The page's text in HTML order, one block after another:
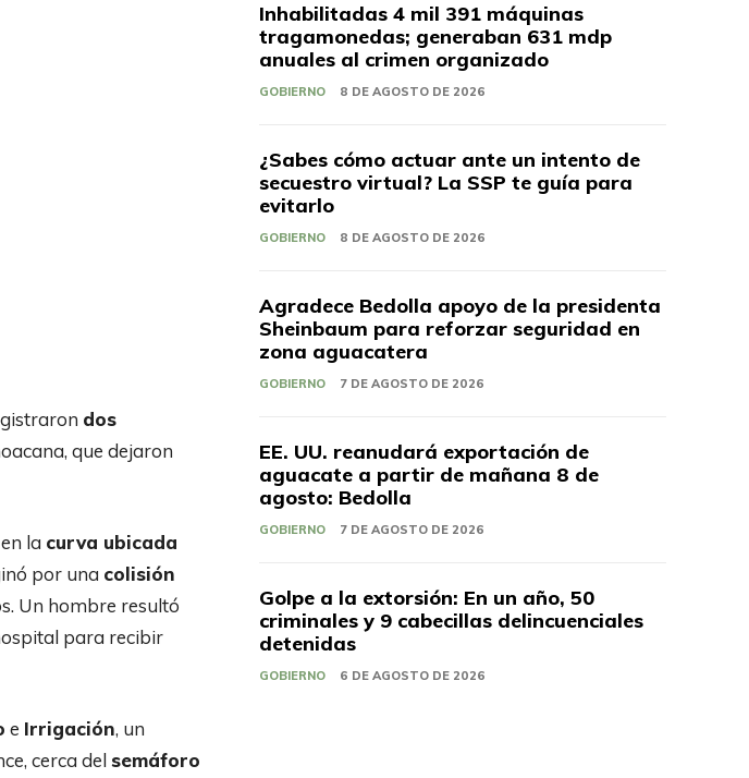
dos
que dejaron
la curva ubicada
por una colisión
Un hombre resultó
para recibir
e Irrigación, un
cerca delsemáforo
Inhabilitadas 4 mil 391 máquinas
tragamonedas; generaban 631 mdp
anuales al crimen organizado
GOBIERNO 8 DE AGOSTO DE 2026
¿Sabes cómo actuar ante un intento de
secuestro virtual? La SSP te guía para
evitarlo
GOBIERNO 8 DE AGOSTO DE 2026
Agradece Bedolla apoyo de la presidenta
Sheinbaum para reforzar seguridad en
zona aguacatera
GOBIERNO 7 DE AGOSTO DE 2026
EE. UU. reanudará exportación de
aguacate a partir de mañana 8 de
agosto: Bedolla
GOBIERNO 7 DE AGOSTO DE 2026
Golpe a la extorsión: En un año, 50
criminales y 9 cabecillas delincuenciales
detenidas
GOBIERNO 6 DE AGOSTO DE 2026